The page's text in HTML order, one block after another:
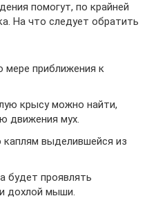
помогут, по крайней
На что следует обратить
мере приближения к
крысу можно найти,
движения мух.
выделившейся из
будет проявлять
дохлой мыши.